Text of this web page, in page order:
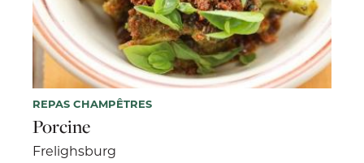
REPAS CHAMPÊTRES
Porcine
Frelighsburg